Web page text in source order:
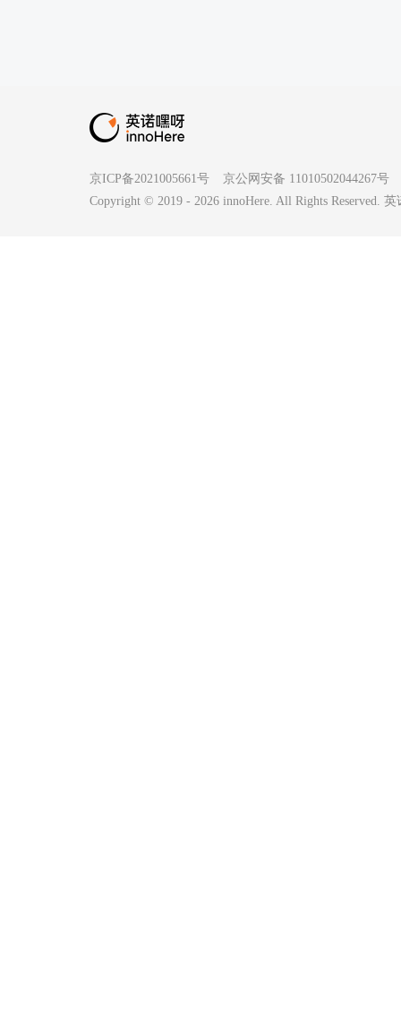
京ICP备2021005661号
京公网安备 11010502044267号
Copyright © 2019 - 2026 innoHere. All Rights Reserved.